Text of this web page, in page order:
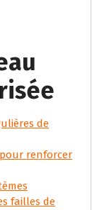
de
renforcer
failles de